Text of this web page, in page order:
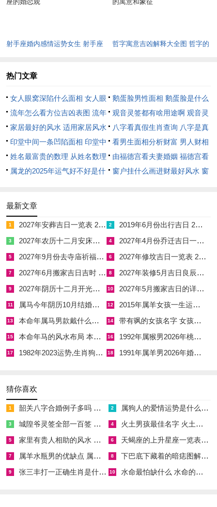
风水能量介绍：
喜神：西北（利于探病后归家净手焚香）
时水归水库，皆宜出行探病。
阳历：2026年4月5日星期日（清明节气，入庚辰月）
天干地支：丙午年庚辰月庚辰日
【宜】探病、问疾、施药、祈福、斋醮、安床、立碑
【冲】龙日冲(甲戌狗)| 岁破方位：西北
【九星吉凶】八白左辅星入中宫，土星当令，主福德安稳，然双
辰伏吟，需防反复。
✓强效匹配：探病（庚辰月德值日。月德入日，凶煞远避，病者
得阳气加持）、施药（庚金肃杀，辰为药库，投药见效）、祈福
（双土厚重，祈愿易达天听）。
✓附加吉兆：斋醮（净化病室邪气）、安床（若病者需移床，此
日大吉）
✗首要规避：入宅（双辰自刑，入宅招不安）、开仓（辰为水
库，开仓则财泄）
财位：西南（宜摆放黄水晶或陶瓷，土金相生）
吉时：申时（15-17点）、戌时（19-21点），申辰半合，戌为火
库，时辰生助病家。
阳历：2026年4月9日星期四
射手座婚内感情运势女生 射手座
哲字寓意吉凶解释大全图 哲字的
热门文章
女人眼窝深陷什么面相 女人眼
窝深陷是短命相吗
鹅蛋脸男性面相 鹅蛋脸是什么
脸型男性
流年怎么看方位吉凶表图 流年
位置怎么看
观音灵签都有啥用途啊 观音灵
签全部签签词
家居最好的风水 适用家居风水
八字看真假生肖查询 八字是真
还是假
印堂中间一条凹陷面相 印堂中
间有条线沟好不好
看男生面相分析财富 男人财相
从哪里看
姓名最富贵的数理 从姓名数理
看富豪
由福德宫看夫妻婚姻 福德宫看
配偶生肖
属龙的2025年运气好不好是什
2025年属龙人的全年运势
窗户挂什么画进财最好风水 窗
最新文章
1 2027年安葬吉日一览表 2027年12月安葬吉日一览表 2 2019年6月份出行吉日 2027年6月出行吉日一览表
3 2027年农历十二月安床吉日 2027年正月安床吉日吉时查询 4 2027年4月份乔迁吉日一览表 2027年4月乔迁吉日吉时查询
5 2027年9月份去寺庙祈福的日子 2027年5月去寺庙吉日一览表 6 2027年修坟吉日一览表 2027年农历2月修坟吉日一览表
7 2027年6月搬家吉日吉时 2027年农历6月搬家吉日一览表 8 2027年装修5月吉日良辰查询表 2027年农历5月装修吉日一览表
9 2027年阴历十二月开光吉日 2027年12月开光吉日一览表 10 2027年5月搬家吉日的详细解释 2027年5月搬家吉日吉时查询
11 属马今年阴历10月结婚好吗 属马还有几年本命年结婚呢好吗 12 2015年属羊女孩一生运势 2015年属羊女2026年健康运好吗
13 本命年属马男款戴什么财神 本命年属马男士戴什么好一点 14 带有飒的女孩名字 女孩取名字带飒字有什么名字好听
15 本命年马的风水布局 本命年马的佛像怎么摆放 16 1992年属猴男2026年桃花运 1992年属猴男2026年感情运如何
17 1982年2023运势,生肖狗1982年2023运势 18 1991年属羊男2026年婚姻运势 1991年属羊男2026年感情运如何
猜你喜欢
1 韶关八字合婚例子多吗 韶关八字测风水 2 属狗人的爱情运势是什么意思 属狗的人爱情观
3 城隍爷灵签全部一百签 城隍爷灵签解签大全 4 火土男孩最佳名字 火土属性的字男孩名字有哪些
5 家里有贵人相助的风水 家里有贵人是什么意思 6 天蝎座的上升星座一览表 天蝎座的上升星座查询
7 属羊水瓶男的优缺点 属羊水瓶座男生性格爱情观 8 下巴底下藏着的暗痣图解 下巴尖底下有痣代表什么
9 张三丰打一正确生肖是什么意思 张三丰是指什么生肖 10 水命最怕缺什么 水命的人忌什么